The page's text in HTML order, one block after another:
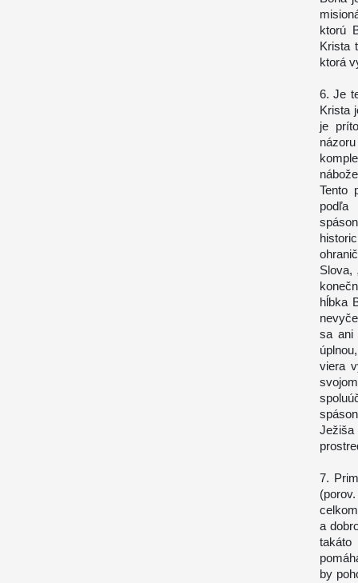
ktorú
Krista
ktorá
6. Je
Krista
je
Tento
Slova,
hĺbka
sa ani
viera
Ježiša
7.
a
by